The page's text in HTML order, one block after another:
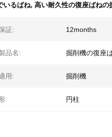
いるばね, 高い耐久性の復座ばねの
証: 12months
品名: 掘削機の復座
用: 掘削機
: 円柱